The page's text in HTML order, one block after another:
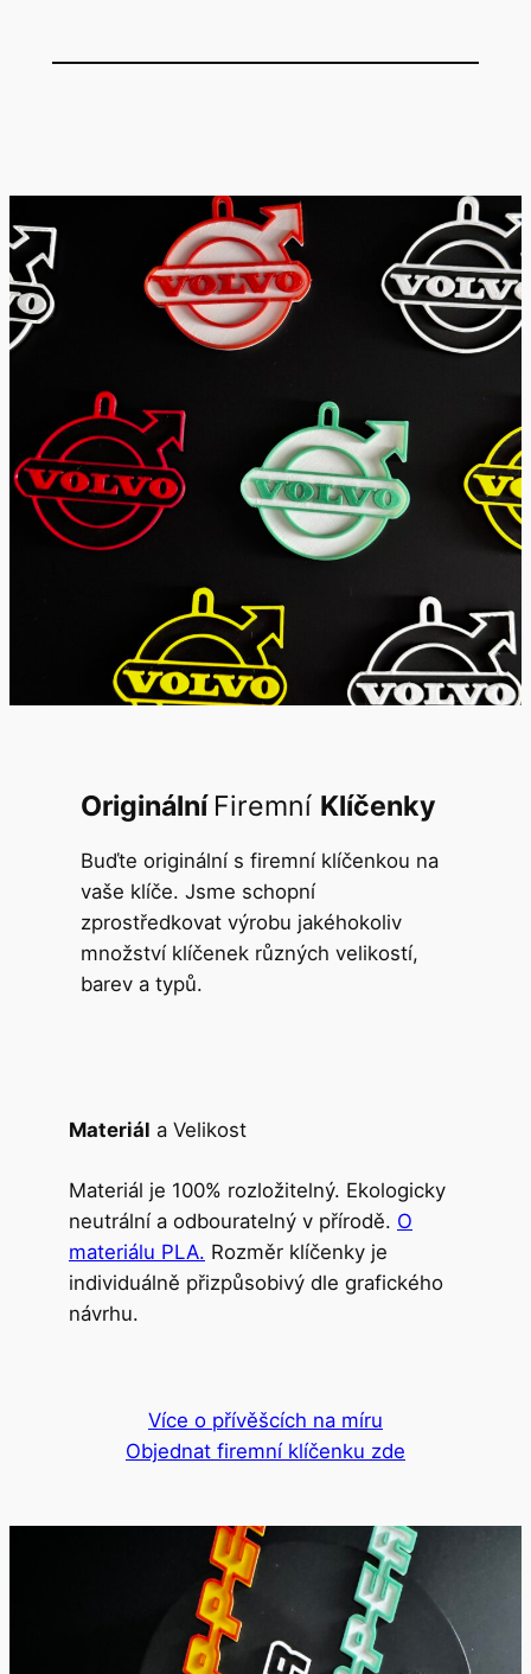
Originální Firemní Klíčenky
Buďte originální s firemní klíčenkou na
vaše klíče. Jsme schopní
zprostředkovat výrobu jakéhokoliv
množství klíčenek různých velikostí,
barev a typů.
Materiál a Velikost
Materiál je 100% rozložitelný. Ekologicky
neutrální a odbouratelný v přírodě. O
materiálu PLA. Rozměr klíčenky je
individuálně přizpůsobivý dle grafického
návrhu.
Více o přívěšcích na míru
Objednat firemní klíčenku zde